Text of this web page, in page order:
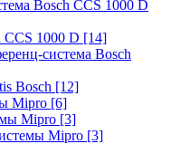
Bosch CCS 1000 D
CCS 1000 D [14]
система Bosch
Bosch [12]
Mipro [6]
Mipro [3]
Mipro [3]